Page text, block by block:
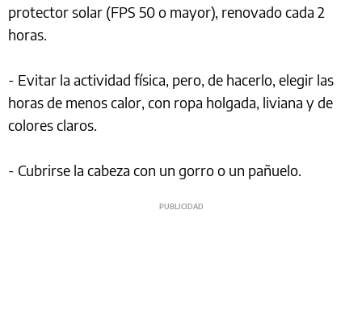
protector solar (FPS 50 o mayor), renovado cada 2
horas.
- Evitar la actividad física, pero, de hacerlo, elegir las
horas de menos calor, con ropa holgada, liviana y de
colores claros.
- Cubrirse la cabeza con un gorro o un pañuelo.